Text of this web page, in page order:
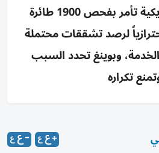
إدارة الطيران الأمريكية تأمر بفحص 1900 طائرة
احترازياً لرصد تشققات محتملة
وبوينغ تحدد السبب
تكراره